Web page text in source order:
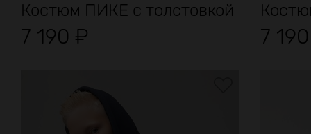
Костюм ПИКЕ с толстовкой
7 190 ₽ 7